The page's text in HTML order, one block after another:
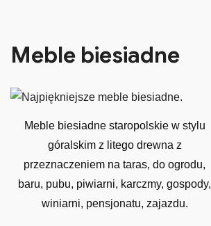
Meble biesiadne
Meble biesiadne staropolskie w stylu
góralskim z litego drewna z
przeznaczeniem na taras, do ogrodu,
baru, pubu, piwiarni, karczmy, gospody,
winiarni, pensjonatu, zajazdu.